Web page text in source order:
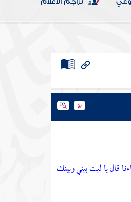
تراجم الأعلام
قال يا ليت بيني وبينك